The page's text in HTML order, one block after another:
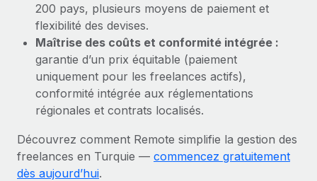
200 pays, plusieurs moyens de paiement et
flexibilité des devises.
Maîtrise des coûts et conformité intégrée :
garantie d’un prix équitable (paiement
uniquement pour les freelances actifs),
conformité intégrée aux réglementations
régionales et contrats localisés.
Découvrez comment Remote simplifie la gestion des
freelances en Turquie — commencez gratuitement
dès aujourd’hui.